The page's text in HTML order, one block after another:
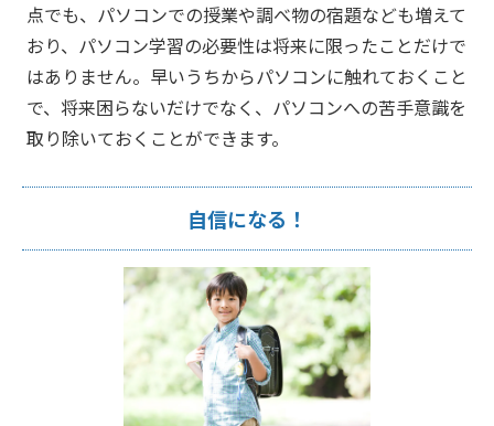
点でも、パソコンでの授業や調べ物の宿題なども増えて
おり、パソコン学習の必要性は将来に限ったことだけで
はありません。早いうちからパソコンに触れておくこと
で、将来困らないだけでなく、パソコンへの苦手意識を
取り除いておくことができます。
自信になる！